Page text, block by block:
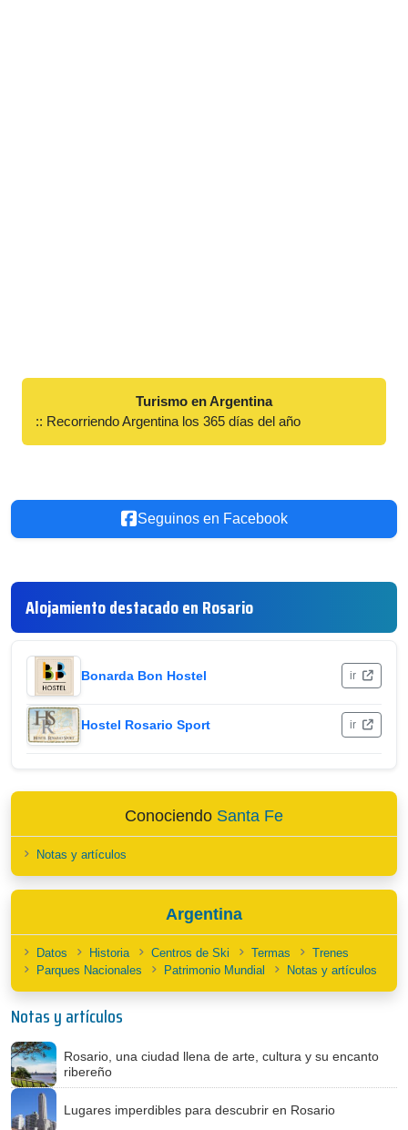
Turismo en Argentina
:: Recorriendo Argentina los 365 días del año
Seguinos en Facebook
Alojamiento destacado en Rosario
Bonarda Bon Hostel ir
Hostel Rosario Sport ir
Conociendo Santa Fe
Notas y artículos
Argentina
Datos Historia Centros de Ski Termas
Trenes
Parques Nacionales
Patrimonio Mundial Notas y artículos
Notas y artículos
Rosario, una ciudad llena de arte, cultura y su encanto
ribereño
Lugares imperdibles para descubrir en Rosario